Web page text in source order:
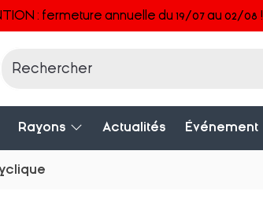
: fermeture annuelle du 19/07 au 02/08 !
Rayons Actualités Événement